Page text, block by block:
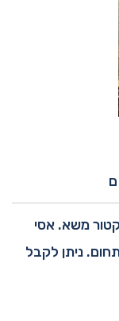
משא. אסי
ניתן לקבל